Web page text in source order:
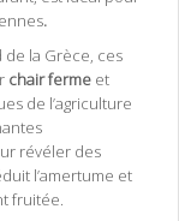
.
de la Grèce, ces
chair ferme et
de l’agriculture
révéler des
l’amertume et
fruitée.